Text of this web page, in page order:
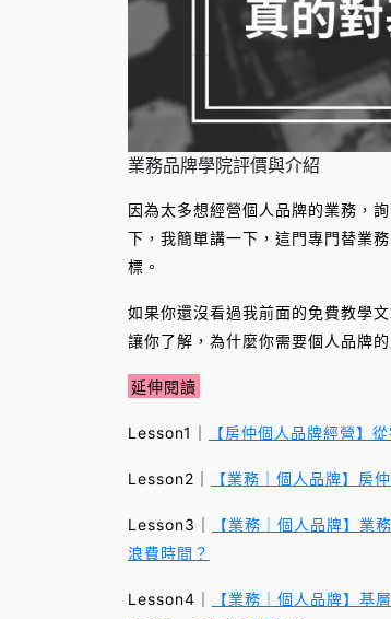
業務品牌學院評價與介紹
因為太多想經營個人品牌的業務，
下，我簡單講一下，這門專門替業
標。
如果你還沒看過我前面的免費教學
讓你了解，為什麼你需要個人品牌
延伸閱讀
Lesson1｜ 【房仲個人品牌經營】
Lesson2｜ 【業務｜個人品牌】房
Lesson3｜
【業務｜個人品牌】業
浪費時間？
Lesson4｜
【業務｜個人品牌】基